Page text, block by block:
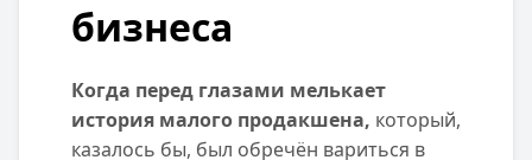
бизнеса
Когда перед глазами мелькает
история малого продакшена, который,
казалось бы, был обречён вариться в